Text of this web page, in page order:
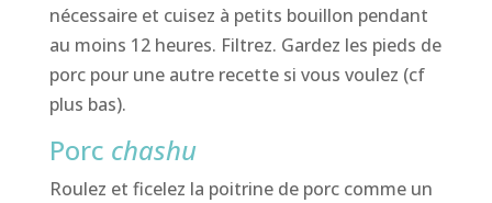
nécessaire et cuisez à petits bouillon pendant
au moins 12 heures. Filtrez. Gardez les pieds de
porc pour une autre recette si vous voulez (cf
plus bas).
Porc chashu
Roulez et ficelez la poitrine de porc comme un